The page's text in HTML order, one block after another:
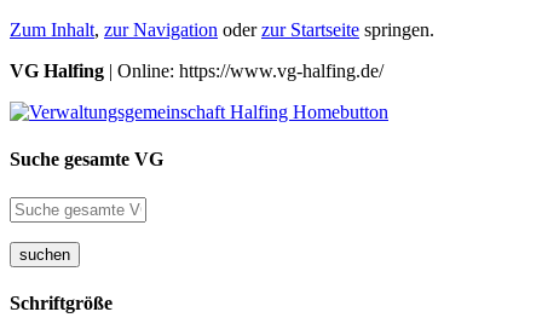
Zum Inhalt, zur Navigation oderzur Startseite springen.
VG Halfing | Online: https://www.vg-halfing.de/
Suche gesamte VG
suchen
Schriftgröße